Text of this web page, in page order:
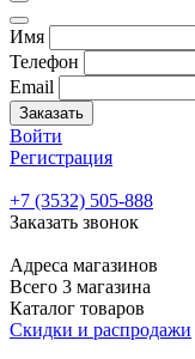
Имя
Телефон
Email
Заказать
Войти
Регистрация
+7 (3532) 505-888
Заказать звонок
Адреса магазинов
Всего 3 магазина
Каталог товаров
Скидки и распродажи